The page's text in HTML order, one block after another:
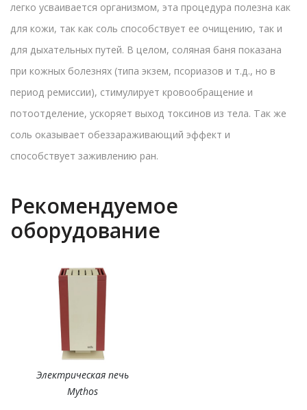
легко усваивается организмом, эта процедура полезна как
для кожи, так как соль способствует ее очищению, так и
для дыхательных путей. В целом, соляная баня показана
при кожных болезнях (типа экзем, псориазов и т.д., но в
период ремиссии), стимулирует кровообращение и
потоотделение, ускоряет выход токсинов из тела. Так же
соль оказывает обеззараживающий эффект и
способствует заживлению ран.
Рекомендуемое
оборудование
Электрическая печь
Mythos